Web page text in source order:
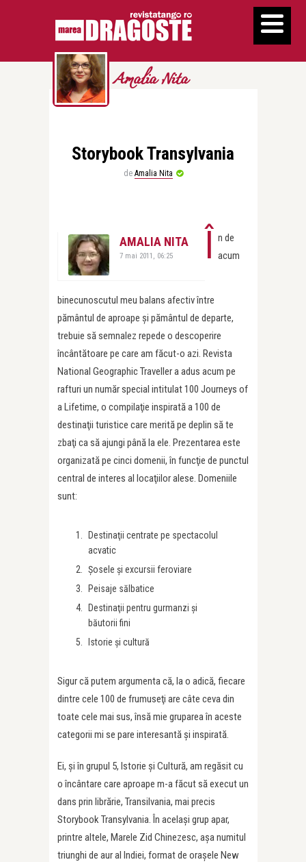
Amalia Nita
Storybook Transylvania
de Amalia Nita
AMALIA NITA
7 mai 2011, 06:25 Î n de
acum
binecunoscutul meu balans afectiv între
pământul de aproape şi pământul de departe,
trebuie să semnalez repede o descoperire
încântătoare pe care am făcut-o azi. Revista
National Geographic Traveller a adus acum pe
rafturi un număr special intitulat 100 Journeys of
a Lifetime, o compilaţie inspirată a 100 de
destinaţii turistice care merită pe deplin să te
zbaţi ca să ajungi până la ele. Prezentarea este
organizată pe cinci domenii, în funcţie de punctul
central de interes al locaţiilor alese. Domeniile
sunt:
Destinaţii centrate pe spectacolul
acvatic
Şosele şi excursii feroviare
Peisaje sălbatice
Destinaţii pentru gurmanzi şi
băutorii fini
Istorie şi cultură
Sigur că putem argumenta că, la o adică, fiecare
dintre cele 100 de frumuseţi are câte ceva din
toate cele mai sus, însă mie gruparea în aceste
categorii mi se pare interesantă şi inspirată.
Ei, şi în grupul 5, Istorie şi Cultură, am regăsit cu
o încântare care aproape m-a făcut să execut un
dans prin librărie, Transilvania, mai precis
Storybook Transylvania. În acelaşi grup apar,
printre altele, Marele Zid Chinezesc, aşa numitul
triunghi de aur al Indiei, format de oraşele New